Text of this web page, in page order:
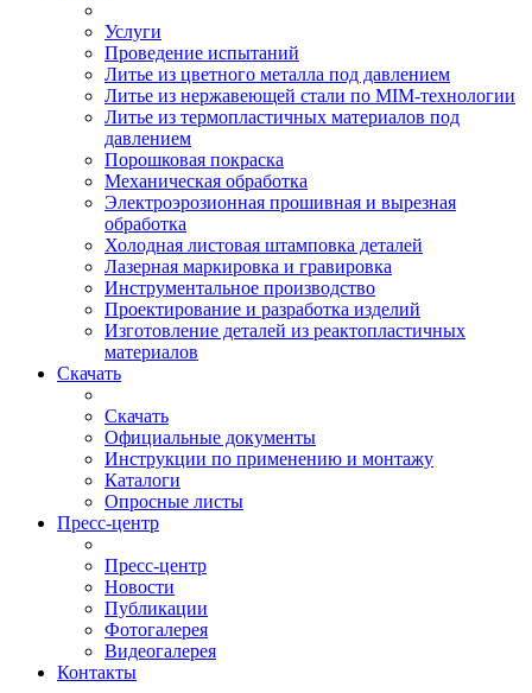
Услуги
Проведение испытаний
Литье из цветного металла под давлением
Литье из нержавеющей стали по MIM-технологии
Литье из термопластичных материалов под
давлением
Порошковая покраска
Механическая обработка
Электроэрозионная прошивная и вырезная
обработка
Холодная листовая штамповка деталей
Лазерная маркировка и гравировка
Инструментальное производство
Проектирование и разработка изделий
Изготовление деталей из реактопластичных
материалов
Скачать
Скачать
Официальные документы
Инструкции по применению и монтажу
Каталоги
Опросные листы
Пресс-центр
Пресс-центр
Новости
Публикации
Фотогалерея
Видеогалерея
Контакты